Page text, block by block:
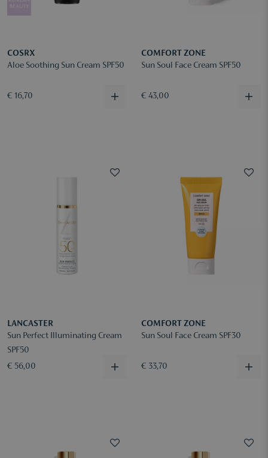
COSRX
Aloe Soothing Sun Cream SPF50
€ 16,70
COMFORT ZONE
Sun Soul Face Cream SPF50
€ 43,00
LANCASTER
Sun Perfect Illuminating Cream
SPF50
€ 56,00
COMFORT ZONE
Sun Soul Face Cream SPF30
€ 33,70